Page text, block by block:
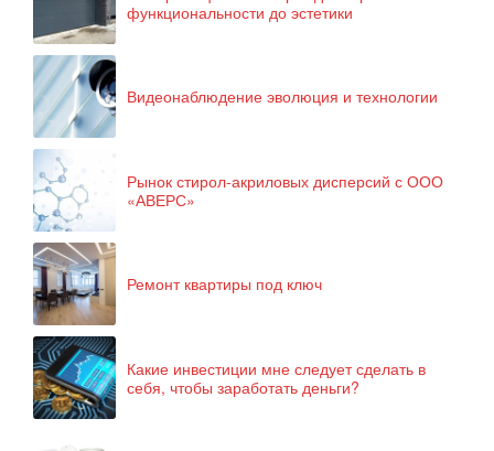
функциональности до эстетики
Видеонаблюдение эволюция и технологии
Рынок стирол-акриловых дисперсий с ООО
«АВЕРС»
Ремонт квартиры под ключ
Какие инвестиции мне следует сделать в
себя, чтобы заработать деньги?